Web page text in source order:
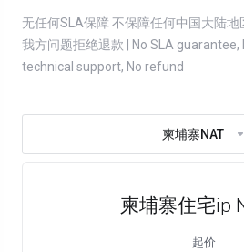
无任何SLA保障 不保障任何中国大陆
我方问题拒绝退款 | No SLA guarantee,
technical support, No refund
柬埔寨NAT
柬埔寨住宅ip
起价